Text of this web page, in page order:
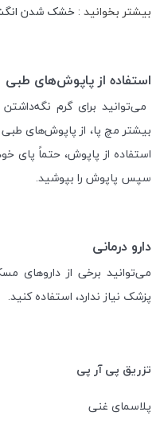
بیشتر بخوانید : خشک شدن
استفاده از پاپوش‌های طبی
می‌توانید برای گرم
بیشتر مچ پا، از پاپوش‌های
استفاده از پاپوش، حتماً پای
سپس پاپوش را بپوشید.
دارو درمانی
می‌توانید برخی از داروهای
پزشک نیاز ندارد، استفاده کنید.
تزریق پی آر پی
پلاسمای غنی